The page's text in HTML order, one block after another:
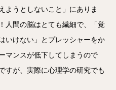
ようとしないこと」にありま
人間の脳はとても繊細で、「覚
いけない」とプレッシャーをか
マンスが低下してしまうので
すが、実際に心理学の研究でも